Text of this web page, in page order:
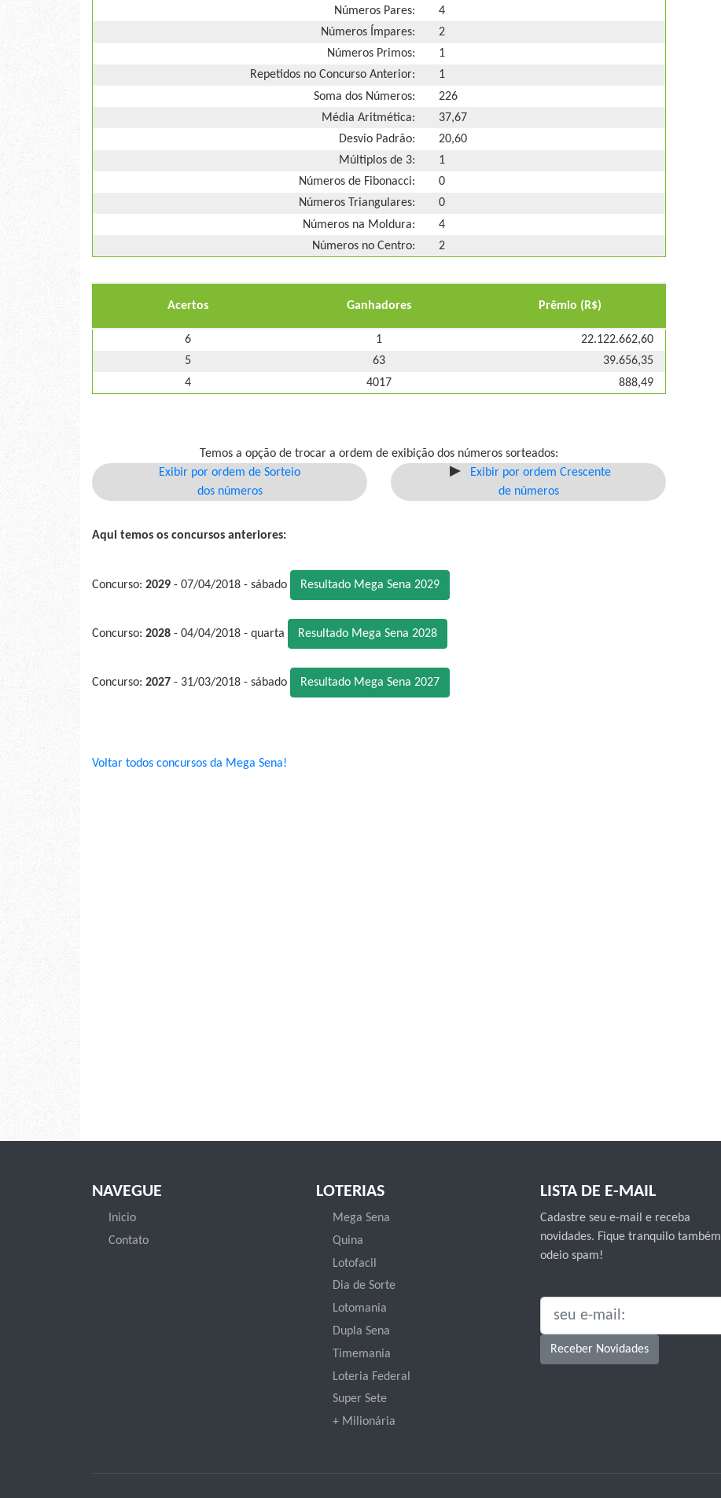
Números Pares:
4
Números Ímpares:
2
Números Primos:
1
Repetidos no Concurso Anterior:
1
Soma dos Números:
226
Média Aritmética:
37,67
Desvio Padrão:
20,60
Múltiplos de 3:
1
Números de Fibonacci:
0
Números Triangulares:
0
Números na Moldura:
4
Números no Centro:
2
Acertos Ganhadores Prêmio (R$)
6 1
22.122.662,60
5
63
39.656,35
4
4017 888,49
Temos a opção de trocar a ordem de exibição dos números sorteados:
Exibir por ordem de Sorteio
dos números
Exibir por ordem Crescente
de números
Aqui temos os concursos anteriores:
Concurso: 2029 - 07/04/2018 - sábado Resultado Mega Sena 2029
Concurso: 2028 - 04/04/2018 - quarta Resultado Mega Sena 2028
Concurso: 2027 - 31/03/2018 - sábado Resultado Mega Sena 2027
Voltar todos concursos da Mega Sena!
NAVEGUE
Inicio
Contato
LOTERIAS
Mega Sena
Quina
Lotofacil
Dia de Sorte
Lotomania
Dupla Sena
Timemania
Loteria Federal
Super Sete
+ Milionária
LISTA DE E-MAIL
Cadastre seu e-mail e receba
novidades. Fique tranquilo também
odeio spam!
SEU E-MAIL:
Receber Novidades